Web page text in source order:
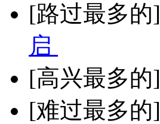
[路过最多的]
启
[高兴最多的]
[难过最多的]